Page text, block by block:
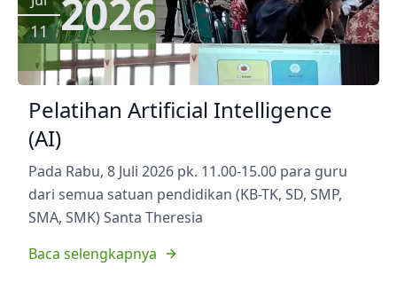
11 2026
Pelatihan Artificial Intelligence
(AI)
Pada Rabu, 8 Juli 2026 pk. 11.00-15.00 para guru
dari semua satuan pendidikan (KB-TK, SD, SMP,
SMA, SMK) Santa Theresia
Baca selengkapnya